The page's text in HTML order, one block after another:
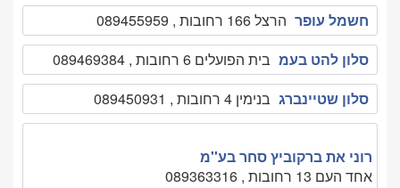
חשמל עופר הרצל 166 רחובות , 089455959
סלון להט בעמ בית הפועלים 6 רחובות , 089469384
סלון שטיינברג בנימין 4 רחובות , 089450931
רוני את ברקוביץ סחר בע''מ
אחד העם 13 רחובות , 089363316